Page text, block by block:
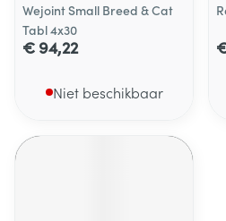
Wejoint Small Breed & Cat
Tabl 4x30
€ 94,22
Niet beschikbaar